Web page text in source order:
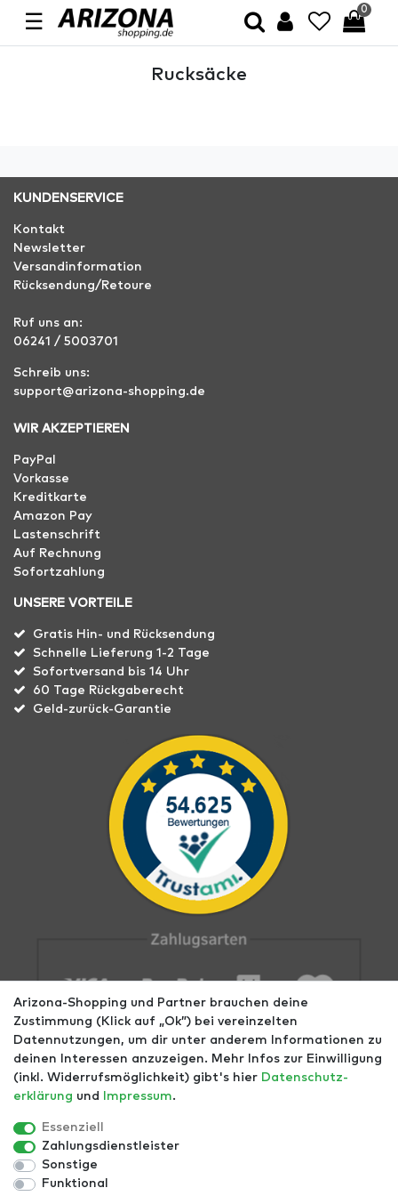
☰
0
Rucksäcke
KUNDENSERVICE
Kontakt
Newsletter
Versandinformation
Rücksendung/Retoure
Ruf uns an:
06241 / 5003701
Schreib uns:
support@arizona-shopping.de
WIR AKZEPTIEREN
PayPal
Vorkasse
Kreditkarte
Amazon Pay
Lastenschrift
Auf Rechnung
Sofortzahlung
UNSERE VORTEILE
Gratis Hin- und Rücksendung
Schnelle Lieferung 1-2 Tage
Sofortversand bis 14 Uhr
60 Tage Rückgaberecht
Geld-zurück-Garantie
Impressum AGB Datenschutz
Arizona-Shopping und Partner brauchen deine
Zustimmung (Klick auf „Ok”) bei vereinzelten
Datennutzungen, um dir unter anderem Informationen zu
deinen Interessen anzuzeigen. Mehr Infos zur Einwilligung
(inkl. Widerrufsmöglichkeit) gibt's hier Daten­schutz­
erklärung und Impressum.
Essenziell
Zahlungsdienstleister
Sonstige
Funktional